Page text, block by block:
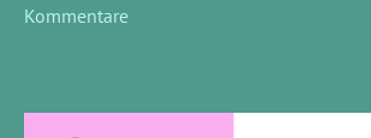
Kommentare